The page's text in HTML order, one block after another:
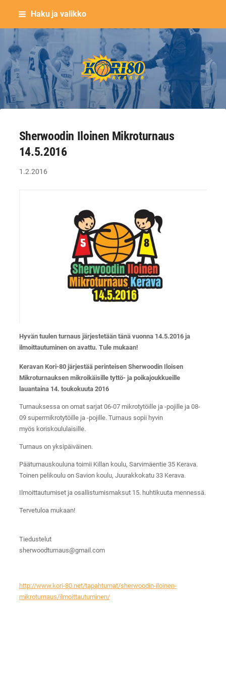
Siirry
sisältöön
Haku ja valikko
Keravan Kori-80 ry
Sherwoodin Iloinen Mikroturnaus
14.5.2016
1.2.2016
Hyvän tuulen turnaus järjestetään tänä vuonna 14.5.2016 ja
ilmoittautuminen on avattu. Tule mukaan!
Keravan Kori-80 järjestää perinteisen Sherwoodin Iloisen
Mikroturnauksen mikroikäisille tyttö- ja poikajoukkueille
lauantaina 14. toukokuuta 2016
Turnauksessa on omat sarjat 06-07 mikrotytöille ja -pojille ja 08-
09 supermikrotytöille ja -pojille. Turnaus sopii hyvin
myös koriskoululaisille.
Turnaus on yksipäiväinen.
Pääturnauskouluna toimii Killan koulu, Sarvimäentie 35 Kerava.
Toinen pelikoulu on Savion koulu, Juurakkokatu 33 Kerava.
Ilmoittautumiset ja osallistumismaksut 15. huhtikuuta mennessä.
Tervetuloa mukaan!
Tiedustelut
sherwoodturnaus@gmail.com
http://www.kori-80.net/tapahtumat/sherwoodin-iloinen-
mikroturnaus/ilmoittautuminen/